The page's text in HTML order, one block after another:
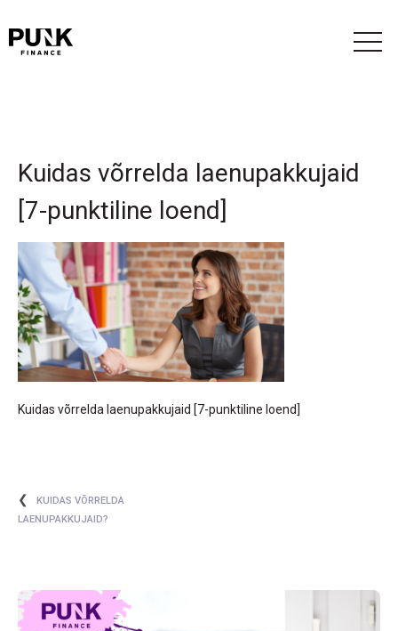
Kuidas võrrelda laenupakkujaid
[7-punktiline loend]
Kuidas võrrelda laenupakkujaid [7-punktiline loend]
❮
KUIDAS VÕRRELDA
LAENUPAKKUJAID?